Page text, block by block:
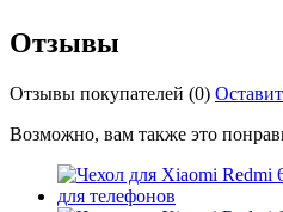
Отзывы
Отзывы покупателей (0)
Возможно, вам также это